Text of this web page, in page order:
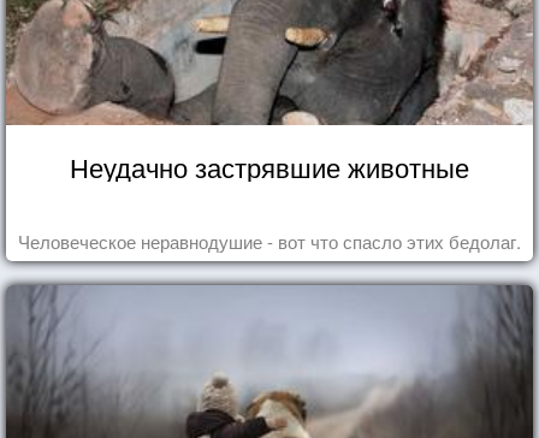
Неудачно застрявшие животные
Человеческое неравнодушие - вот что спасло этих бедолаг.